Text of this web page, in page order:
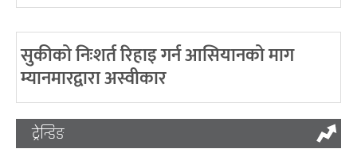
सुकीको निःशर्त रिहाइ गर्न आसियानको माग
म्यानमारद्वारा अस्वीकार
ट्रेन्डिङ